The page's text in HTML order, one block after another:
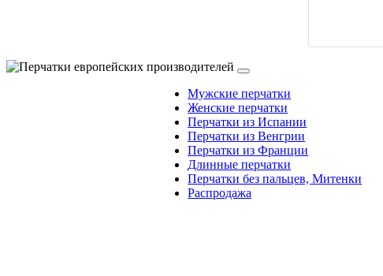
Мужские перчатки
Женские перчатки
Перчатки из Испании
Перчатки из Венгрии
Перчатки из Франции
Длинные перчатки
Перчатки без пальцев, Митенки
Распродажа